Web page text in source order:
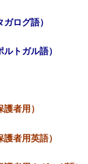
ログ語）
トガル語）
者用）
者用英語）